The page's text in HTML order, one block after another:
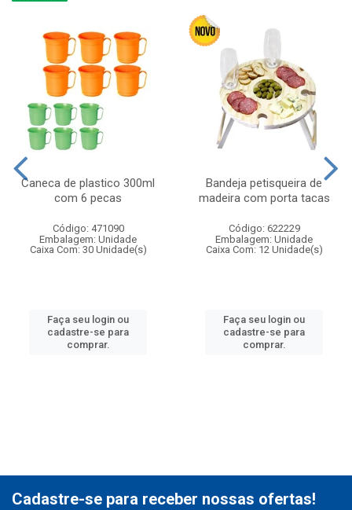
Caneca de plastico 300ml
com 6 pecas
Código: 471090
Embalagem: Unidade
Caixa Com: 30 Unidade(s)
Faça seu login ou
cadastre-se para
comprar.
Bandeja petisqueira de
madeira com porta tacas
Código: 622229
Embalagem: Unidade
Caixa Com: 12 Unidade(s)
Faça seu login ou
cadastre-se para
comprar.
Cadastre-se para receber nossas ofertas!